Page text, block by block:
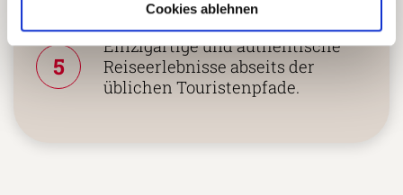
Cookies ablehnen
5
Einzigartige und authentische
Reiseerlebnisse abseits der
üblichen Touristenpfade.